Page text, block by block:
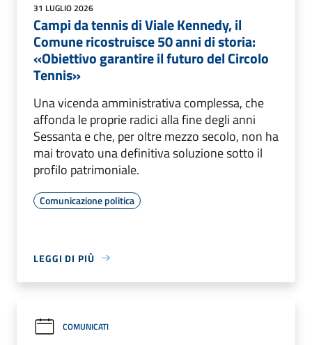
31 LUGLIO 2026
Campi da tennis di Viale Kennedy, il
Comune ricostruisce 50 anni di storia:
«Obiettivo garantire il futuro del Circolo
Tennis»
Una vicenda amministrativa complessa, che
affonda le proprie radici alla fine degli anni
Sessanta e che, per oltre mezzo secolo, non ha
mai trovato una definitiva soluzione sotto il
profilo patrimoniale.
Comunicazione politica
LEGGI DI PIÙ
COMUNICATI